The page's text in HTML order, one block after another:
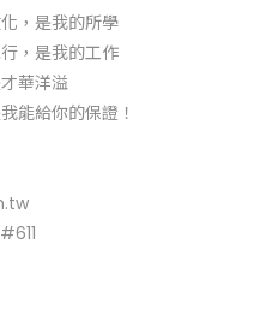
，是我的所學
，是我的工作
華洋溢
是我能給你的保證！